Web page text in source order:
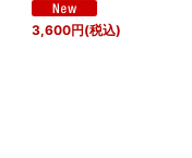
3,600円(税込)